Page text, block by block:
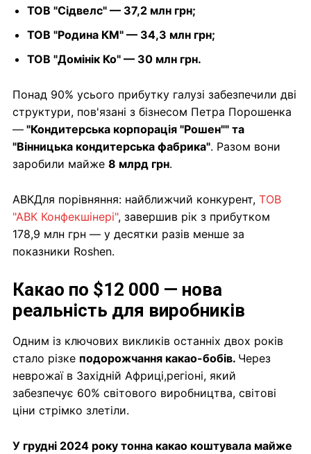
ТОВ "Сідвелс" — 37,2 млн грн;
ТОВ "Родина КМ" — 34,3 млн грн;
ТОВ "Домінік Ко" — 30 млн грн.
Понад 90% усього прибутку галузі забезпечили дві
структури, пов'язані з бізнесом Петра Порошенка
— "Кондитерська корпорація "Рошен"" та
"Вінницька кондитерська фабрика". Разом вони
заробили майже 8 млрд грн.
АВКДля порівняння: найближчий конкурент, ТОВ
"АВК Конфекшінері", завершив рік з прибутком
178,9 млн грн — у десятки разів менше за
показники Roshen.
Какао по $12 000 — нова
реальність для виробників
Одним із ключових викликів останніх двох років
стало різке подорожчання какао-бобів. Через
неврожаї в Західній Африці,регіоні, який
забезпечує 60% світового виробництва, світові
ціни стрімко злетіли.
У грудні 2024 року тонна какао коштувала майже